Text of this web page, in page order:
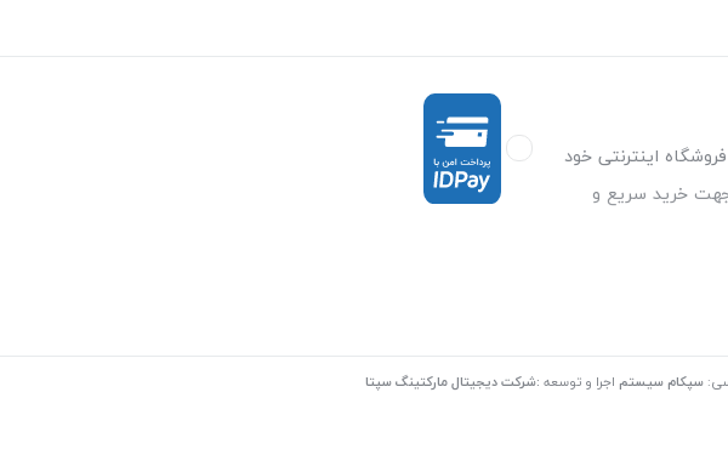
اینترنتی خود
جهت خرید سریع و
سپکام سیستم اجرا و توسعه :شرکت دیجیتال مارکتینگ سپتا